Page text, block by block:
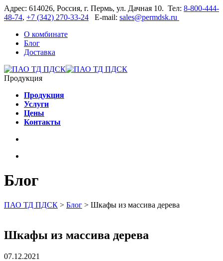
Адрес: 614026, Россия, г. Пермь, ул. Дачная 10. Тел: 8-800-444-
48-74, +7 (342) 270-33-24 E-mail: sales@permdsk.ru
О комбинате
Блог
Доставка
Продукция
Продукция
Услуги
Цены
Контакты
Блог
ПАО ТД ПДСК > Блог > Шкафы из массива дерева
Шкафы из массива дерева
07.12.2021